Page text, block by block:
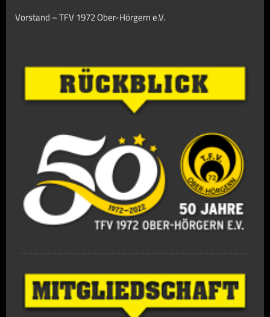
Vorstand – TFV 1972 Ober-Hörgern e.V.